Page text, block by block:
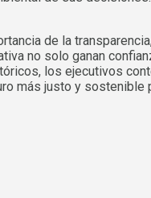
de la
no solo ganan
los ejecutivos
más justo y sostenible